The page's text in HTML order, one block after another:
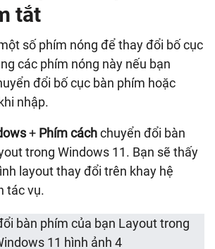
tắt
số phím nóng để thay đổi bố cục
các phím nóng này nếu bạn
đổi bố cục bàn phím hoặc
nhập.
+ Phím cáchchuyển đổi bàn
trong Windows 11. Bạn sẽ thấy
layout thay đổi trên khay hệ
tác vụ.